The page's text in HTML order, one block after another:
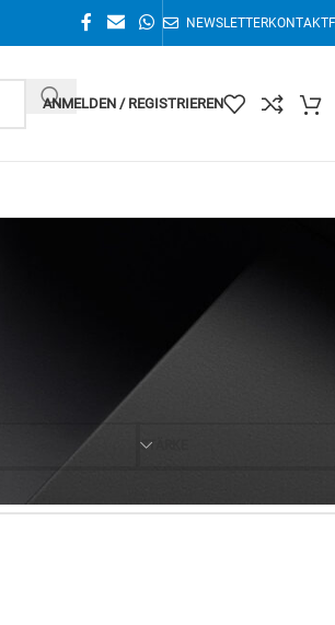
NEWSLETTERKONTAKT
ANMELDEN / REGISTRIEREN
Alle 3 Ergebnisse werden
STÄRKE